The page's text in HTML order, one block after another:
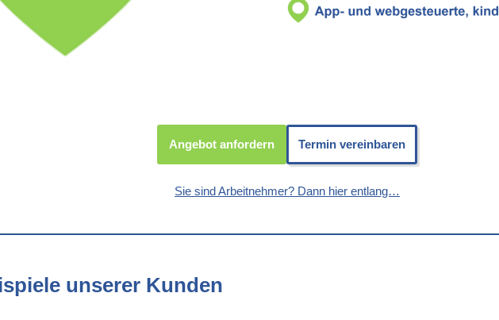
Angebot anfordern Termin vereinbaren
Sie sind Arbeitnehmer? Dann hier entlang…
unserer Kunden